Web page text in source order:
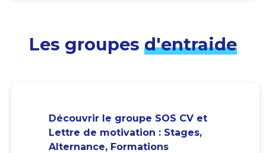
Les groupes d'entraide
Découvrir le groupe SOS CV et
Lettre de motivation : Stages,
Alternance, Formations